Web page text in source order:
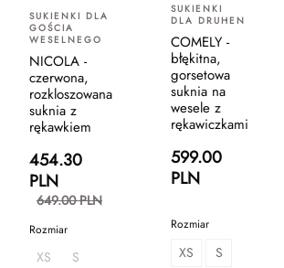
SUKIENKI DLA
GOŚCIA
WESELNEGO
NICOLA -
czerwona,
rozkloszowana
suknia z
rękawkiem
454.30
PLN
649.00 PLN
Rozmiar
XS
S
SUKIENKI
DLA DRUHEN
COMELY -
błękitna,
gorsetowa
suknia na
wesele z
rękawiczkami
599.00
PLN
Rozmiar
XS
S